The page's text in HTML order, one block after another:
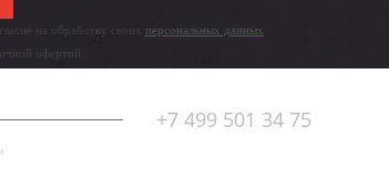
на обработку своих персональных данных
офертой.
+7 499 501 34 75